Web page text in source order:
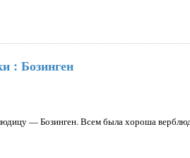
: Бозинген
— Бозинген. Всем была хороша